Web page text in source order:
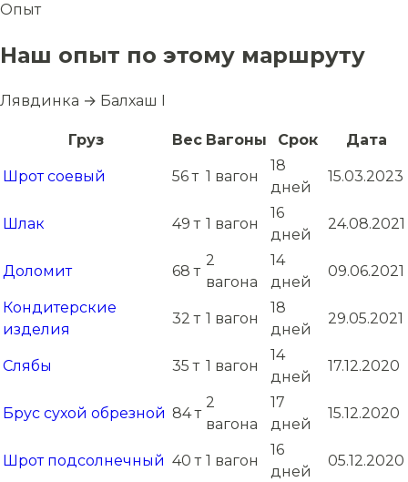
Опыт
Наш опыт по этому маршруту
Лявдинка → Балхаш I
Груз Вес Вагоны Срок Дата
Шрот соевый 56 т 1 вагон
18
дней
15.03.2023
Шлак 49 т 1 вагон
16
дней
24.08.2021
Доломит 68 т
2
вагона
14
дней
09.06.2021
Кондитерские
изделия
32 т 1 вагон
18
дней
29.05.2021
Слябы 35 т 1 вагон
14
дней
17.12.2020
Брус сухой обрезной 84 т
2
вагона
17
дней
15.12.2020
Шрот подсолнечный 40 т 1 вагон
16
дней
05.12.2020